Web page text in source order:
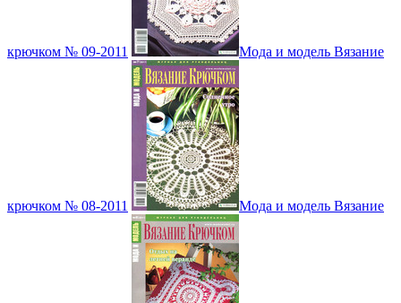
крючком № 09-2011 Мода и модель Вязание
крючком № 08-2011 Мода и модель Вязание